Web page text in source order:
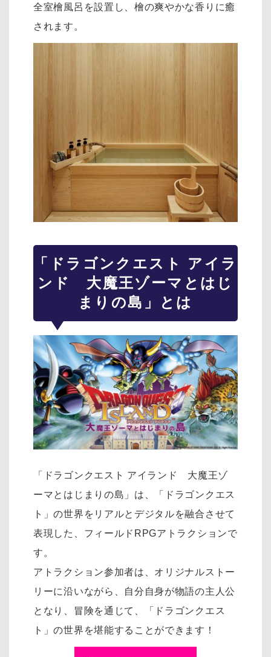
全室檜風呂を設置し、檜の爽やかな香りに癒
されます。
「ドラゴンクエスト アイラ
ンド 大魔王ゾーマとはじ
まりの島」とは
「ドラゴンクエスト アイランド 大魔王ゾ
ーマとはじまりの島」は、「ドラゴンクエス
ト」の世界をリアルとデジタルを融合させて
表現した、フィールドRPGアトラクションで
す。
アトラクション参加者は、オリジナルストー
リーに沿いながら、自分自身が物語の主人公
となり、冒険を通じて、「ドラゴンクエス
ト」の世界を堪能することができます！